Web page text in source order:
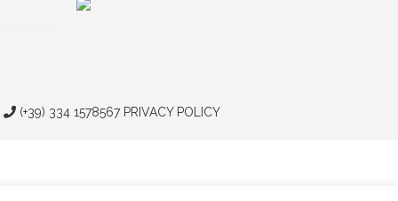
(+39) 334 1578567 PRIVACY POLICY